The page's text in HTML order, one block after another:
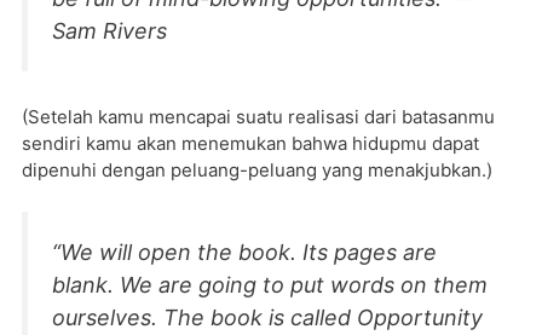
Sam Rivers
(Setelah kamu mencapai suatu realisasi dari batasanmu
sendiri kamu akan menemukan bahwa hidupmu dapat
dipenuhi dengan peluang-peluang yang menakjubkan.)
“We will open the book. Its pages are
blank. We are going to put words on them
ourselves. The book is called Opportunity